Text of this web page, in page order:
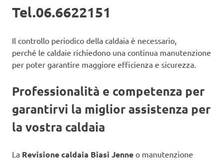
Tel.06.6622151
Il controllo periodico della caldaia è necessario,
perché le caldaie richiedono una continua manutenzione
per poter garantire maggiore efficienza e sicurezza.
Professionalità e competenza per
garantirvi la miglior assistenza per
la vostra caldaia
La Revisione caldaia Biasi Jenne o manutenzione